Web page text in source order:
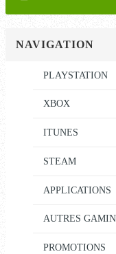
NAVIGATION
PLAYSTATION
XBOX
ITUNES
STEAM
APPLICATIONS
AUTRES
PROMOTIONS